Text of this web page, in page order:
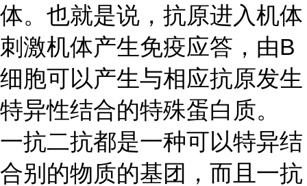
体。也就是说，抗原进入机体
刺激机体产生免疫应答，由B
细胞可以产生与相应抗原发生
特异性结合的特殊蛋白质。
一抗二抗都是一种可以特异结
合别的物质的基团，而且一抗